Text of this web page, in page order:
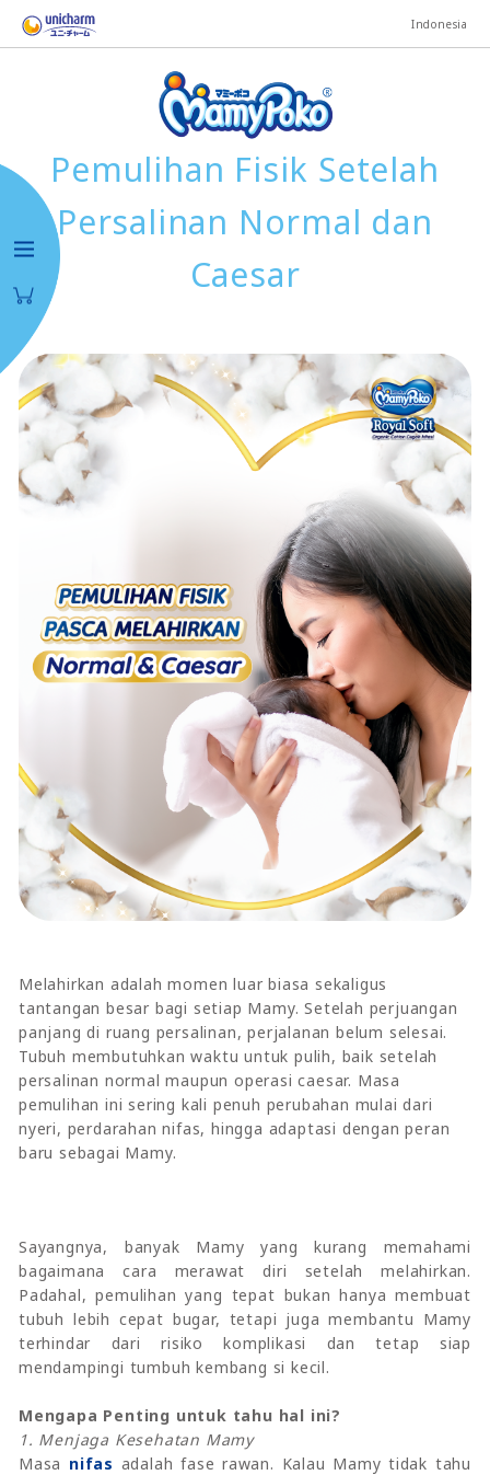
Indonesia
Pemulihan Fisik Setelah
Persalinan Normal dan
Caesar
Melahirkan adalah momen luar biasa sekaligus
tantangan besar bagi setiap Mamy. Setelah perjuangan
panjang di ruang persalinan, perjalanan belum selesai.
Tubuh membutuhkan waktu untuk pulih, baik setelah
persalinan normal maupun operasi caesar. Masa
pemulihan ini sering kali penuh perubahan mulai dari
nyeri, perdarahan nifas, hingga adaptasi dengan peran
baru sebagai Mamy.
Sayangnya, banyak Mamy yang kurang memahami
bagaimana cara merawat diri setelah melahirkan.
Padahal, pemulihan yang tepat bukan hanya membuat
tubuh lebih cepat bugar, tetapi juga membantu Mamy
terhindar dari risiko komplikasi dan tetap siap
mendampingi tumbuh kembang si kecil.
Mengapa Penting untuk tahu hal ini?
1. Menjaga Kesehatan Mamy
Masa nifas adalah fase rawan. Kalau Mamy tidak tahu